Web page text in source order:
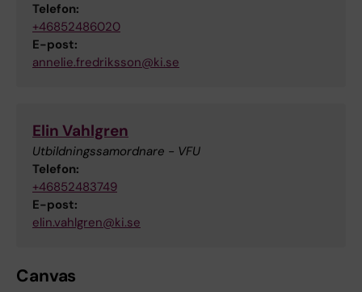
Telefon:
+46852486020
E-post:
annelie.fredriksson@ki.se
Elin Vahlgren
Utbildningssamordnare - VFU
Telefon:
+46852483749
E-post:
elin.vahlgren@ki.se
Canvas